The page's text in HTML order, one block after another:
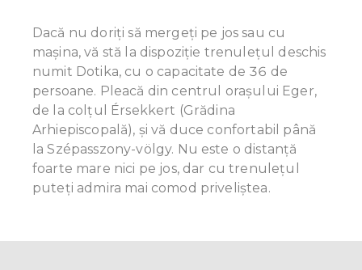
Dacă nu doriți să mergeți pe jos sau cu
mașina, vă stă la dispoziție trenulețul deschis
numit Dotika, cu o capacitate de 36 de
persoane. Pleacă din centrul orașului Eger,
de la colțul Érsekkert (Grădina
Arhiepiscopală), și vă duce confortabil până
la Szépasszony-völgy. Nu este o distanță
foarte mare nici pe jos, dar cu trenulețul
puteți admira mai comod priveliștea.